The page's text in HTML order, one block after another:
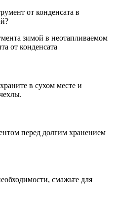
от конденсата в
в сухом месте и
перед долгим хранением
смажьте для